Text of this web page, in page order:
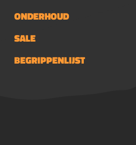
ONDERHOUD
SALE
BEGRIPPENLIJST